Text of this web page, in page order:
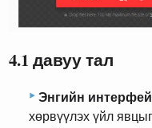
4.1 давуу тал
Энгийн
хөрвүүлэх үйл